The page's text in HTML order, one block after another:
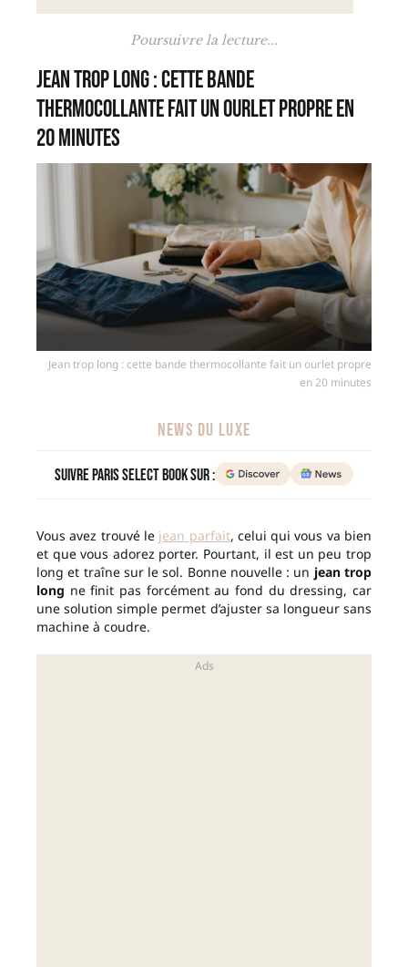
Poursuivre la lecture...
Jean trop long : cette bande
thermocollante fait un ourlet propre en
20 minutes
Jean trop long : cette bande thermocollante fait un ourlet propre
en 20 minutes
NEWS DU LUXE
Suivre Paris Select Book sur :
Vous avez trouvé le jean parfait, celui qui vous va bien
et que vous adorez porter. Pourtant, il est un peu trop
long et traîne sur le sol. Bonne nouvelle : un jean trop
long ne finit pas forcément au fond du dressing, car
une solution simple permet d’ajuster sa longueur sans
machine à coudre.